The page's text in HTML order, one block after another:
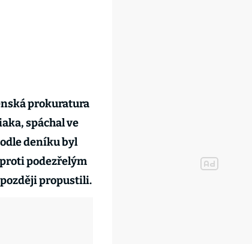
prokuratura
spáchal ve
deníku byl
podezřelým
propustili.